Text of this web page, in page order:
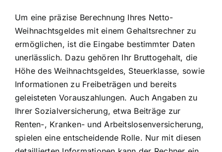
Um eine präzise Berechnung Ihres Netto-
Weihnachtsgeldes mit einem Gehaltsrechner zu
ermöglichen, ist die Eingabe bestimmter Daten
unerlässlich. Dazu gehören Ihr Bruttogehalt, die
Höhe des Weihnachtsgeldes, Steuerklasse, sowie
Informationen zu Freibeträgen und bereits
geleisteten Vorauszahlungen. Auch Angaben zu
Ihrer Sozialversicherung, etwa Beiträge zur
Renten-, Kranken- und Arbeitslosenversicherung,
spielen eine entscheidende Rolle. Nur mit diesen